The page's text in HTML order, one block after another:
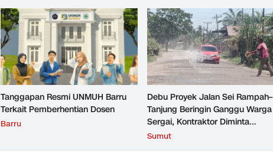
Tanggapan Resmi UNMUH Barru
Terkait Pemberhentian Dosen
Barru
Debu Proyek Jalan Sei Rampah–
Tanjung Beringin Ganggu Warga
Sergai, Kontraktor Diminta
Perhatikan Dampak Lingkungan
Sumut